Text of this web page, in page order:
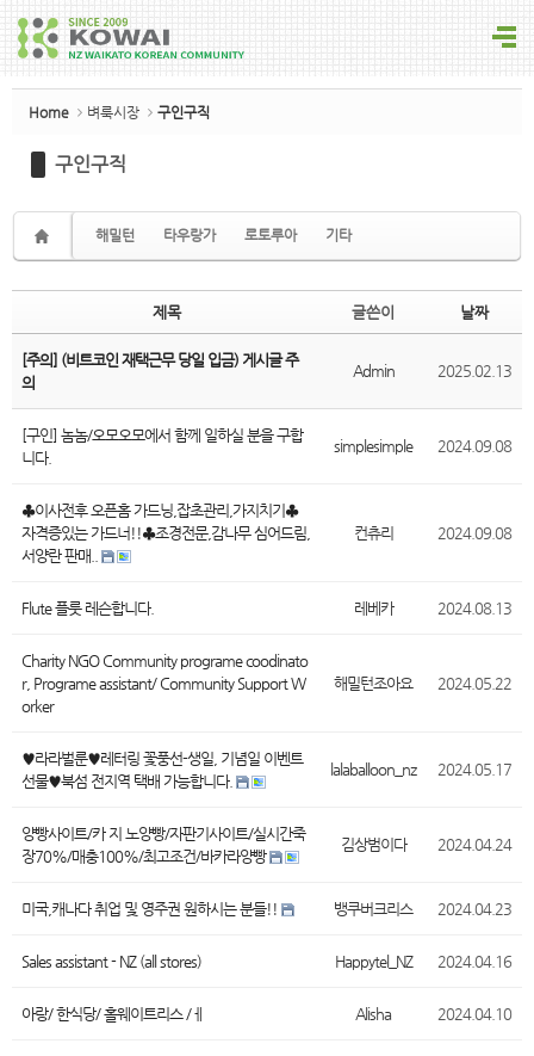
Home 벼룩시장 구인구직
구인구직
해밀턴 타우랑가 로토루아 기타
제목 글쓴이 날짜
[주의] (비트코인 재택근무 당일 입금) 게시글 주
의
Admin 2025.02.13
[구인] 놈놈/오모오모에서 함께 일하실 분을 구합
니다.
simplesimple 2024.09.08
♣이사전후 오픈홈 가드닝,잡초관리,가지치기♣
자격증있는 가드너!!♣조경전문,감나무 심어드림,
서양란 판매..
컨츄리 2024.09.08
Flute 플룻 레슨합니다. 레베카 2024.08.13
Charity NGO Community programe coodinato
r, Programe assistant/ Community Support W
orker
해밀턴조아요 2024.05.22
♥︎라라벌룬♥︎레터링 꽃풍선-생일, 기념일 이벤트
선물♥︎북섬 전지역 택배 가능합니다.
lalaballoon_nz 2024.05.17
양빵사이트/카 지 노양빵/자판기사이트/실시간죽
장70%/매충100%/최고조건/바카라양빵
김상범이다 2024.04.24
미국,캐나다 취업 및 영주권 원하시는 분들!! 뱅쿠버크리스 2024.04.23
Sales assistant - NZ (all stores) Happytel_NZ 2024.04.16
아랑/ 한식당/ 홀웨이트리스 /ㅔ Alisha 2024.04.10
Sketchbook5, 스케치북5
Sketchbook5, 스케치북5